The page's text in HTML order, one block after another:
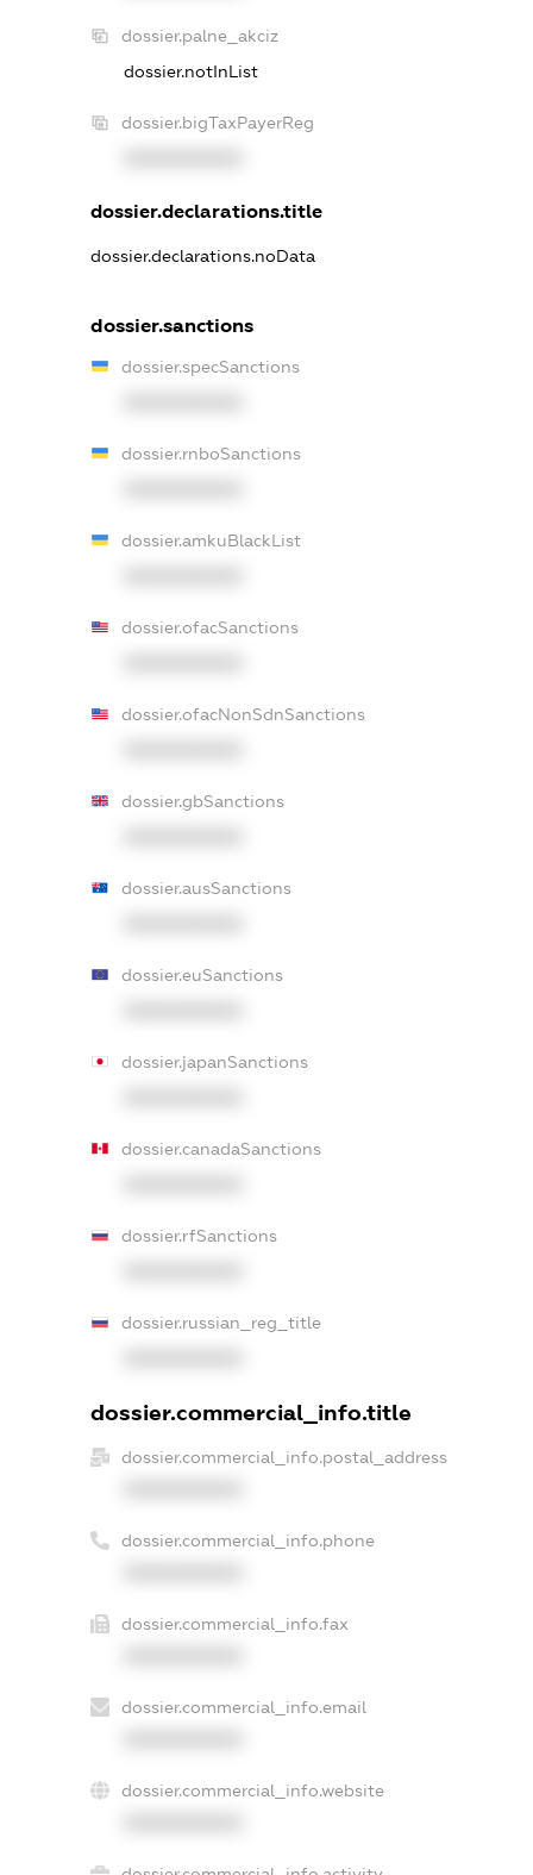
dossier.palne_akciz
dossier.notInList
dossier.bigTaxPayerReg
dossier.declarations.title
dossier.declarations.noData
dossier.sanctions
dossier.specSanctions
dossier.rnboSanctions
dossier.amkuBlackList
dossier.ofacSanctions
dossier.ofacNonSdnSanctions
dossier.gbSanctions
dossier.ausSanctions
dossier.euSanctions
dossier.japanSanctions
dossier.canadaSanctions
dossier.rfSanctions
dossier.russian_reg_title
dossier.commercial_info.title
dossier.commercial_info.postal_address
dossier.commercial_info.phone
dossier.commercial_info.fax
dossier.commercial_info.email
dossier.commercial_info.website